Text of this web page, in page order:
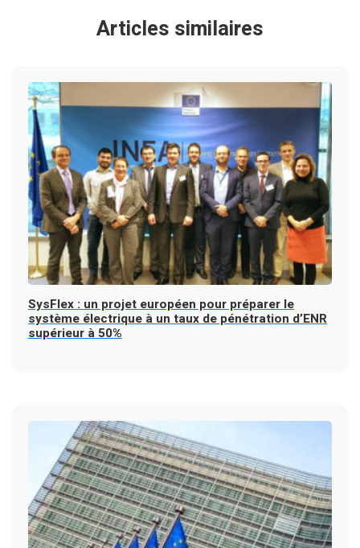
Articles similaires
SysFlex : un projet européen pour préparer le
système électrique à un taux de pénétration d’ENR
supérieur à 50%